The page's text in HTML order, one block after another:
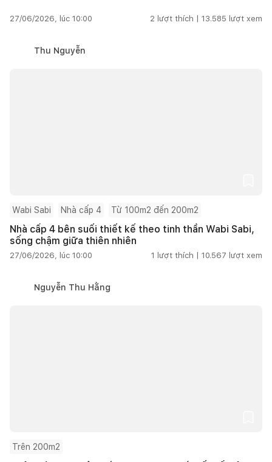
27/06/2026, lúc 10:00 2 lượt thích | 13.585 lượt xem
Thu Nguyễn
Wabi Sabi Nhà cấp 4 Từ 100m2 đến 200m2
Nhà cấp 4 bên suối thiết kế theo tinh thần Wabi Sabi,
sống chậm giữa thiên nhiên
27/06/2026, lúc 10:00 1 lượt thích | 10.567 lượt xem
Nguyễn Thu Hằng
Trên 200m2